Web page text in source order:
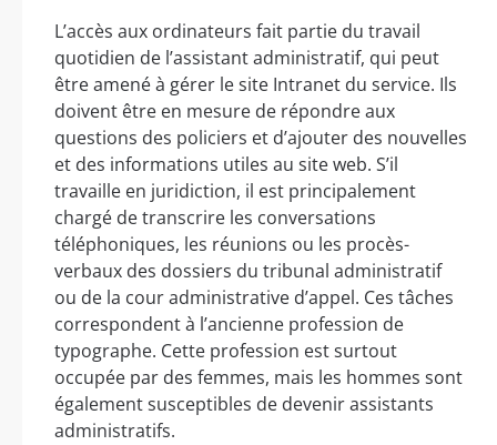
L’accès aux ordinateurs fait partie du travail
quotidien de l’assistant administratif, qui peut
être amené à gérer le site Intranet du service. Ils
doivent être en mesure de répondre aux
questions des policiers et d’ajouter des nouvelles
et des informations utiles au site web. S’il
travaille en juridiction, il est principalement
chargé de transcrire les conversations
téléphoniques, les réunions ou les procès-
verbaux des dossiers du tribunal administratif
ou de la cour administrative d’appel. Ces tâches
correspondent à l’ancienne profession de
typographe. Cette profession est surtout
occupée par des femmes, mais les hommes sont
également susceptibles de devenir assistants
administratifs.